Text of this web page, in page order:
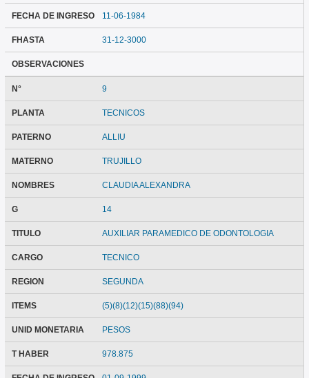
FECHA DE INGRESO 11-06-1984
FHASTA 31-12-3000
OBSERVACIONES
N° 9
PLANTA TECNICOS
PATERNO ALLIU
MATERNO TRUJILLO
NOMBRES CLAUDIA ALEXANDRA
G 14
TITULO AUXILIAR PARAMEDICO DE ODONTOLOGIA
CARGO TECNICO
REGION SEGUNDA
ITEMS (5)(8)(12)(15)(88)(94)
UNID MONETARIA PESOS
T HABER 978.875